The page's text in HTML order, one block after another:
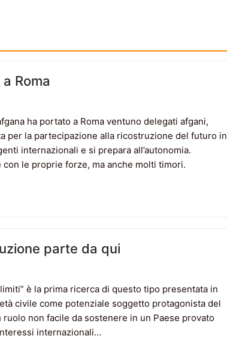
Roma
ha portato a Roma ventuno delegati afgani,
per la partecipazione alla ricostruzione del futuro in
internazionali e si prepara all’autonomia.
le proprie forze, ma anche molti timori.
parte da qui
è la prima ricerca di questo tipo presentata in
civile come potenziale soggetto protagonista del
non facile da sostenere in un Paese provato
internazionali…